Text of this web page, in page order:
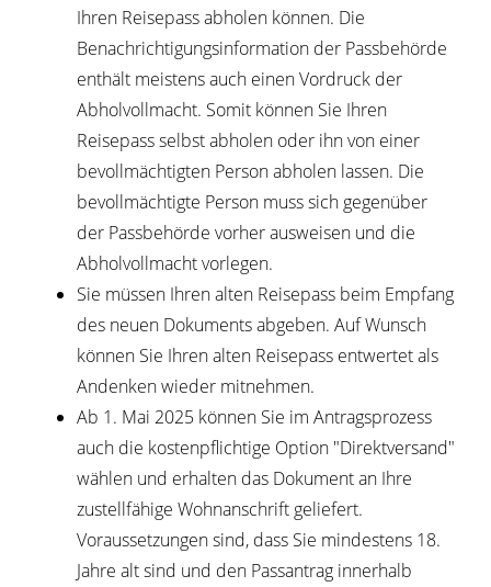
Ihren Reisepass abholen können. Die
Benachrichtigungsinformation der Passbehörde
enthält meistens auch einen Vordruck der
Abholvollmacht. Somit können Sie Ihren
Reisepass selbst abholen oder ihn von einer
bevollmächtigten Person abholen lassen. Die
bevollmächtigte Person muss sich gegenüber
der Passbehörde vorher ausweisen und die
Abholvollmacht vorlegen.
Sie müssen Ihren alten Reisepass beim Empfang
des neuen Dokuments abgeben. Auf Wunsch
können Sie Ihren alten Reisepass entwertet als
Andenken wieder mitnehmen.
Ab 1. Mai 2025 können Sie im Antragsprozess
auch die kostenpflichtige Option "Direktversand"
wählen und erhalten das Dokument an Ihre
zustellfähige Wohnanschrift geliefert.
Voraussetzungen sind, dass Sie mindestens 18.
Jahre alt sind und den Passantrag innerhalb